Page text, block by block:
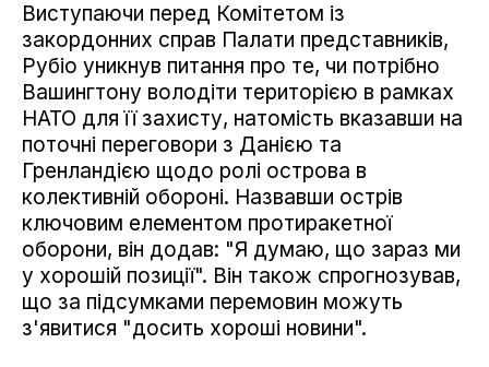
Виступаючи перед Комітетом із
закордонних справ Палати представників,
Рубіо уникнув питання про те, чи потрібно
Вашингтону володіти територією в рамках
НАТО для її захисту, натомість вказавши на
поточні переговори з Данією та
Гренландією щодо ролі острова в
колективній обороні. Назвавши острів
ключовим елементом протиракетної
оборони, він додав: "Я думаю, що зараз ми
у хорошій позиції". Він також спрогнозував,
що за підсумками перемовин можуть
з'явитися "досить хороші новини".